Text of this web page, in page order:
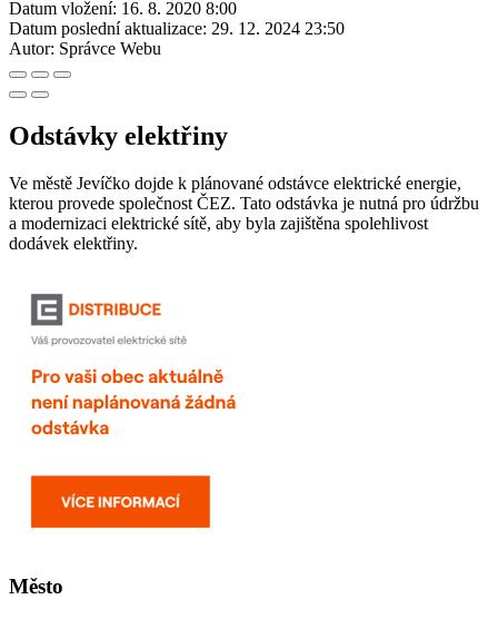
Datum vložení: 16. 8. 2020 8:00
Datum poslední aktualizace: 29. 12. 2024 23:50
Autor: Správce Webu
Odstávky elektřiny
Ve městě Jevíčko dojde k plánované odstávce elektrické energie,
kterou provede společnost ČEZ. Tato odstávka je nutná pro údržbu
a modernizaci elektrické sítě, aby byla zajištěna spolehlivost
dodávek elektřiny.
Město